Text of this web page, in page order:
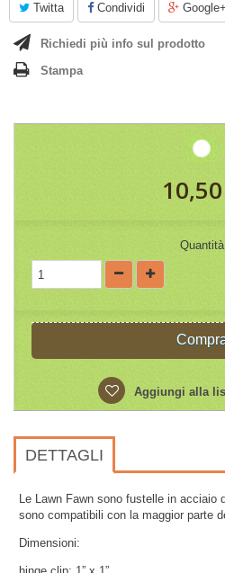
Twitta Condividi Google+
Richiedi più info sul prodotto
Stampa
Quantità
Aggiungi alla
DETTAGLI
Le Lawn Fawn sono fustelle in acciaio
sono compatibili con la maggior parte
Dimensioni: